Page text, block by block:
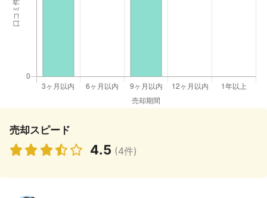
売却スピード
4.5 (4件)